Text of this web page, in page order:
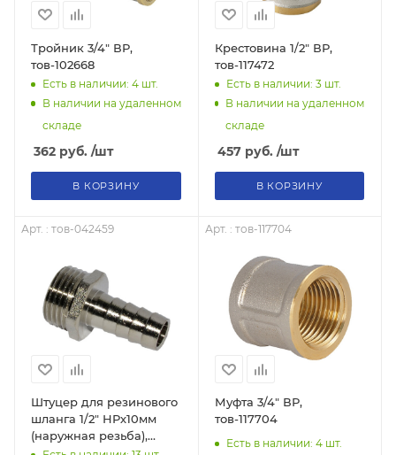
Тройник 3/4" ВР,
тов-102668
Есть в наличии: 4 шт.
В наличии на удаленном
складе
362 руб. /шт
В КОРЗИНУ
Крестовина 1/2" ВР,
тов-117472
Есть в наличии: 3шт.
В наличии на удаленном
складе
457руб. /шт
В КОРЗИНУ
Арт. : тов-042459
Штуцер для резинового
шланга 1/2" НРх10мм
(наружная резьба),
Арт. : тов-117704
Муфта 3/4" ВР,
тов-117704
Есть в наличии: 4шт.